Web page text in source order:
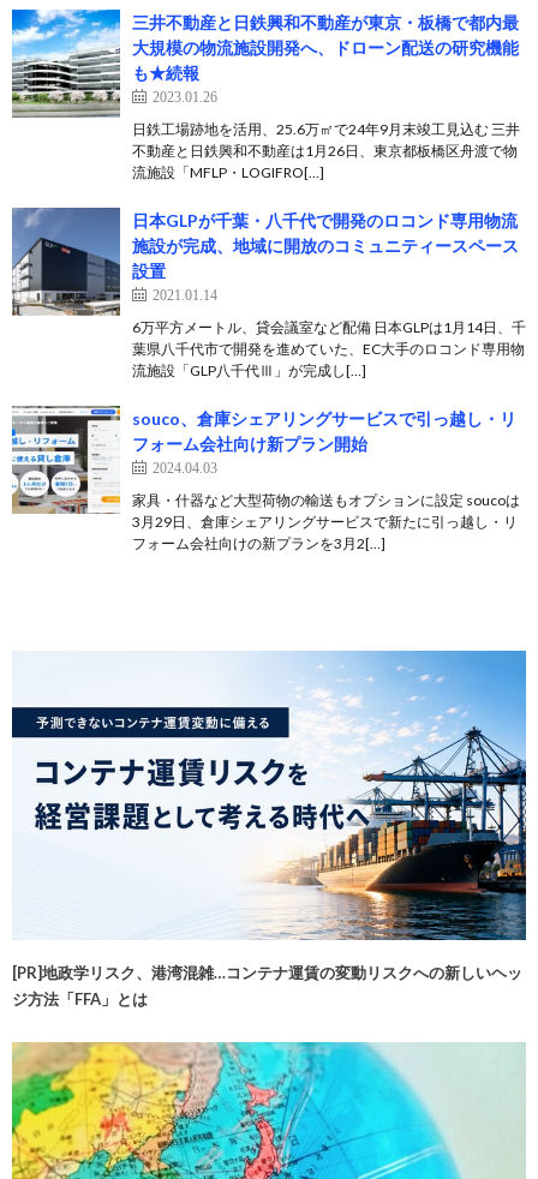
三井不動産と日鉄興和不動産が東京・板橋で都内最
大規模の物流施設開発へ、ドローン配送の研究機能
も★続報
2023.01.26
日鉄工場跡地を活用、25.6万㎡で24年9月末竣工見込む 三井
不動産と日鉄興和不動産は1月26日、東京都板橋区舟渡で物
流施設「MFLP・LOGIFRO[…]
日本GLPが千葉・八千代で開発のロコンド専用物流
施設が完成、地域に開放のコミュニティースペース
設置
2021.01.14
6万平方メートル、貸会議室など配備 日本GLPは1月14日、千
葉県八千代市で開発を進めていた、EC大手のロコンド専用物
流施設「GLP八千代Ⅲ」が完成し[…]
souco、倉庫シェアリングサービスで引っ越し・リ
フォーム会社向け新プラン開始
2024.04.03
家具・什器など大型荷物の輸送もオプションに設定 soucoは
3月29日、倉庫シェアリングサービスで新たに引っ越し・リ
フォーム会社向けの新プランを3月2[…]
[PR]地政学リスク、港湾混雑…コンテナ運賃の変動リスクへの新しいヘッ
ジ方法「FFA」とは